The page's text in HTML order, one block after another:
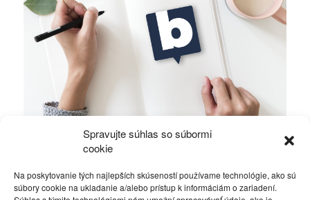
Spravujte súhlas so súbormi
cookie
Na poskytovanie tých najlepších skúseností používame technológie, ako sú
súbory cookie na ukladanie a/alebo prístup k informáciám o zariadení.
Nikodým – Mika – Fico, je to len náhoda?
Politika 29. februára 2016